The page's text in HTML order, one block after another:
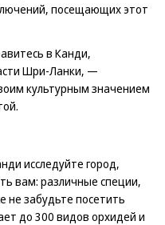
посещающих этот
в Канди,
Шри-Ланки, —
культурным значением
исследуйте город,
вам: различные специи,
не забудьте посетить
до 300 видов орхидей и